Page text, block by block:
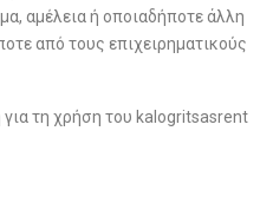
αμέλεια ή οποιαδήποτε άλλη
από τους επιχειρηματικούς
τη χρήση του kalogritsasrent